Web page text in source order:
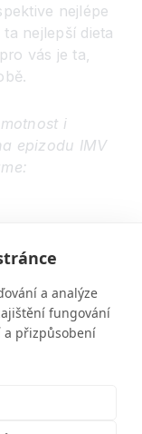
a analýze
fungování
a přizpůsobení
nejlépe
nejlepší dieta
vás je ta,
i
epizodu IMV